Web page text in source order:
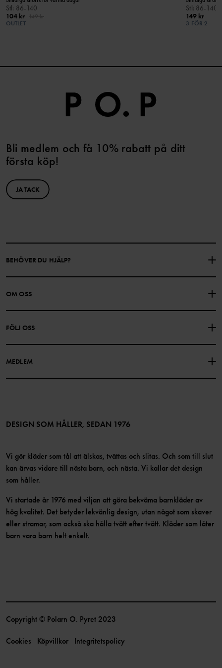
Stl : 86-140
104 kr
OUTLET
Stl : 86-140
149 kr
3 FÖR 2
Bli medlem och få 10% rabatt på ditt
första köp!
JA TACK
BEHÖVER DU HJÄLP?
KONTAKTA OSS
PRESENTKORTSALDO KÖPVILLKOR
INTEGRITETSPOLICY
OM OSS
FÖLJ OSS
MEDLEM
Bli medlem
DESIGN SOM HÅLLER, SEDAN 1976
Vi gör kläder som tål att älskas, tvättas och slitas. Och som till slut
kan ärvas vidare till nästa barn, och nästa. Vi kallar det design
som håller.
Vi startade år 1976 med viljan att göra bekväma barnkläder av
hög kvalitet. Det betyder lekvänlig design, utan något som skaver
eller stramar, som också ska hålla tvätt efter tvätt. Kläder som låter
barn vara barn helt enkelt.
Copyright © Polarn O. Pyret 2023
Cookies Köpvillkor Integritetspolicy